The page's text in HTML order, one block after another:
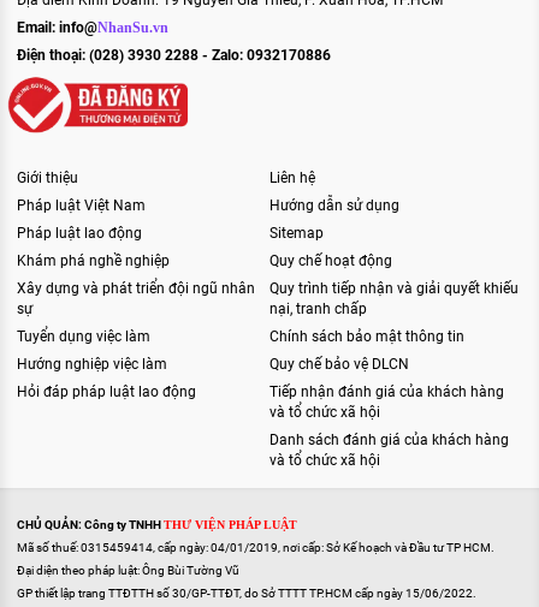
Email: info@NhanSu.vn
Điện thoại: (028) 3930 2288 - Zalo: 0932170886
Giới thiệu
Pháp luật Việt Nam
Pháp luật lao động
Khám phá nghề nghiệp
Xây dựng và phát triển đội ngũ nhân
sự
Tuyển dụng việc làm
Hướng nghiệp việc làm
Hỏi đáp pháp luật lao động
Liên hệ
Hướng dẫn sử dụng
Sitemap
Quy chế hoạt động
Quy trình tiếp nhận và giải quyết khiếu
nại, tranh chấp
Chính sách bảo mật thông tin
Quy chế bảo vệ DLCN
Tiếp nhận đánh giá của khách hàng
và tổ chức xã hội
Danh sách đánh giá của khách hàng
và tổ chức xã hội
CHỦ QUẢN: Công ty TNHHTHƯ VIỆN PHÁP LUẬT
Mã số thuế: 0315459414, cấp ngày: 04/01/2019, nơi cấp: Sở Kế hoạch và Đầu tư TP HCM.
Đại diện theo pháp luật: Ông Bùi Tường Vũ
GP thiết lập trang TTĐTTH số 30/GP-TTĐT, do Sở TTTT TP.HCM cấp ngày 15/06/2022.